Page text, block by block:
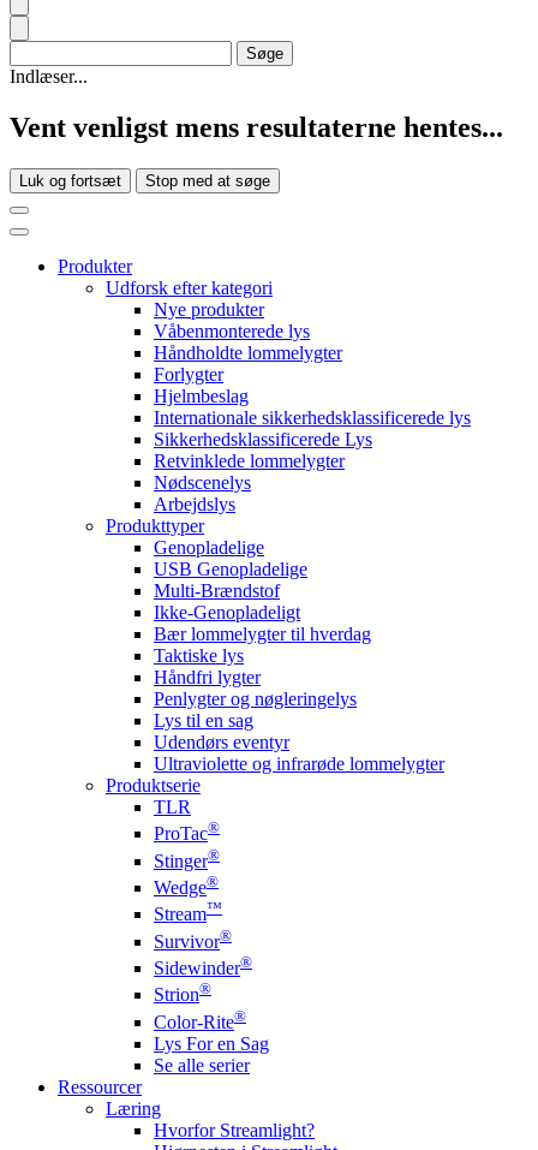
Indlæser...
Vent venligst mens resultaterne hentes...
Luk og fortsæt Stop med at søge
Produkter
Udforsk efter kategori
Nye produkter
Våbenmonterede lys
Håndholdte lommelygter
Forlygter
Hjelmbeslag
Internationale sikkerhedsklassificerede lys
Sikkerhedsklassificerede Lys
Retvinklede lommelygter
Nødscenelys
Arbejdslys
Produkttyper
Genopladelige
USB Genopladelige
Multi-Brændstof
Ikke-Genopladeligt
Bær lommelygter til hverdag
Taktiske lys
Håndfri lygter
Penlygter og nøgleringelys
Lys til en sag
Udendørs eventyr
Ultraviolette og infrarøde lommelygter
Produktserie
TLR
ProTac®
Stinger®
Wedge®
Stream™
Survivor®
Sidewinder®
Strion®
Color-Rite®
Lys For en Sag
Se alle serier
Ressourcer
Læring
Hvorfor Streamlight?